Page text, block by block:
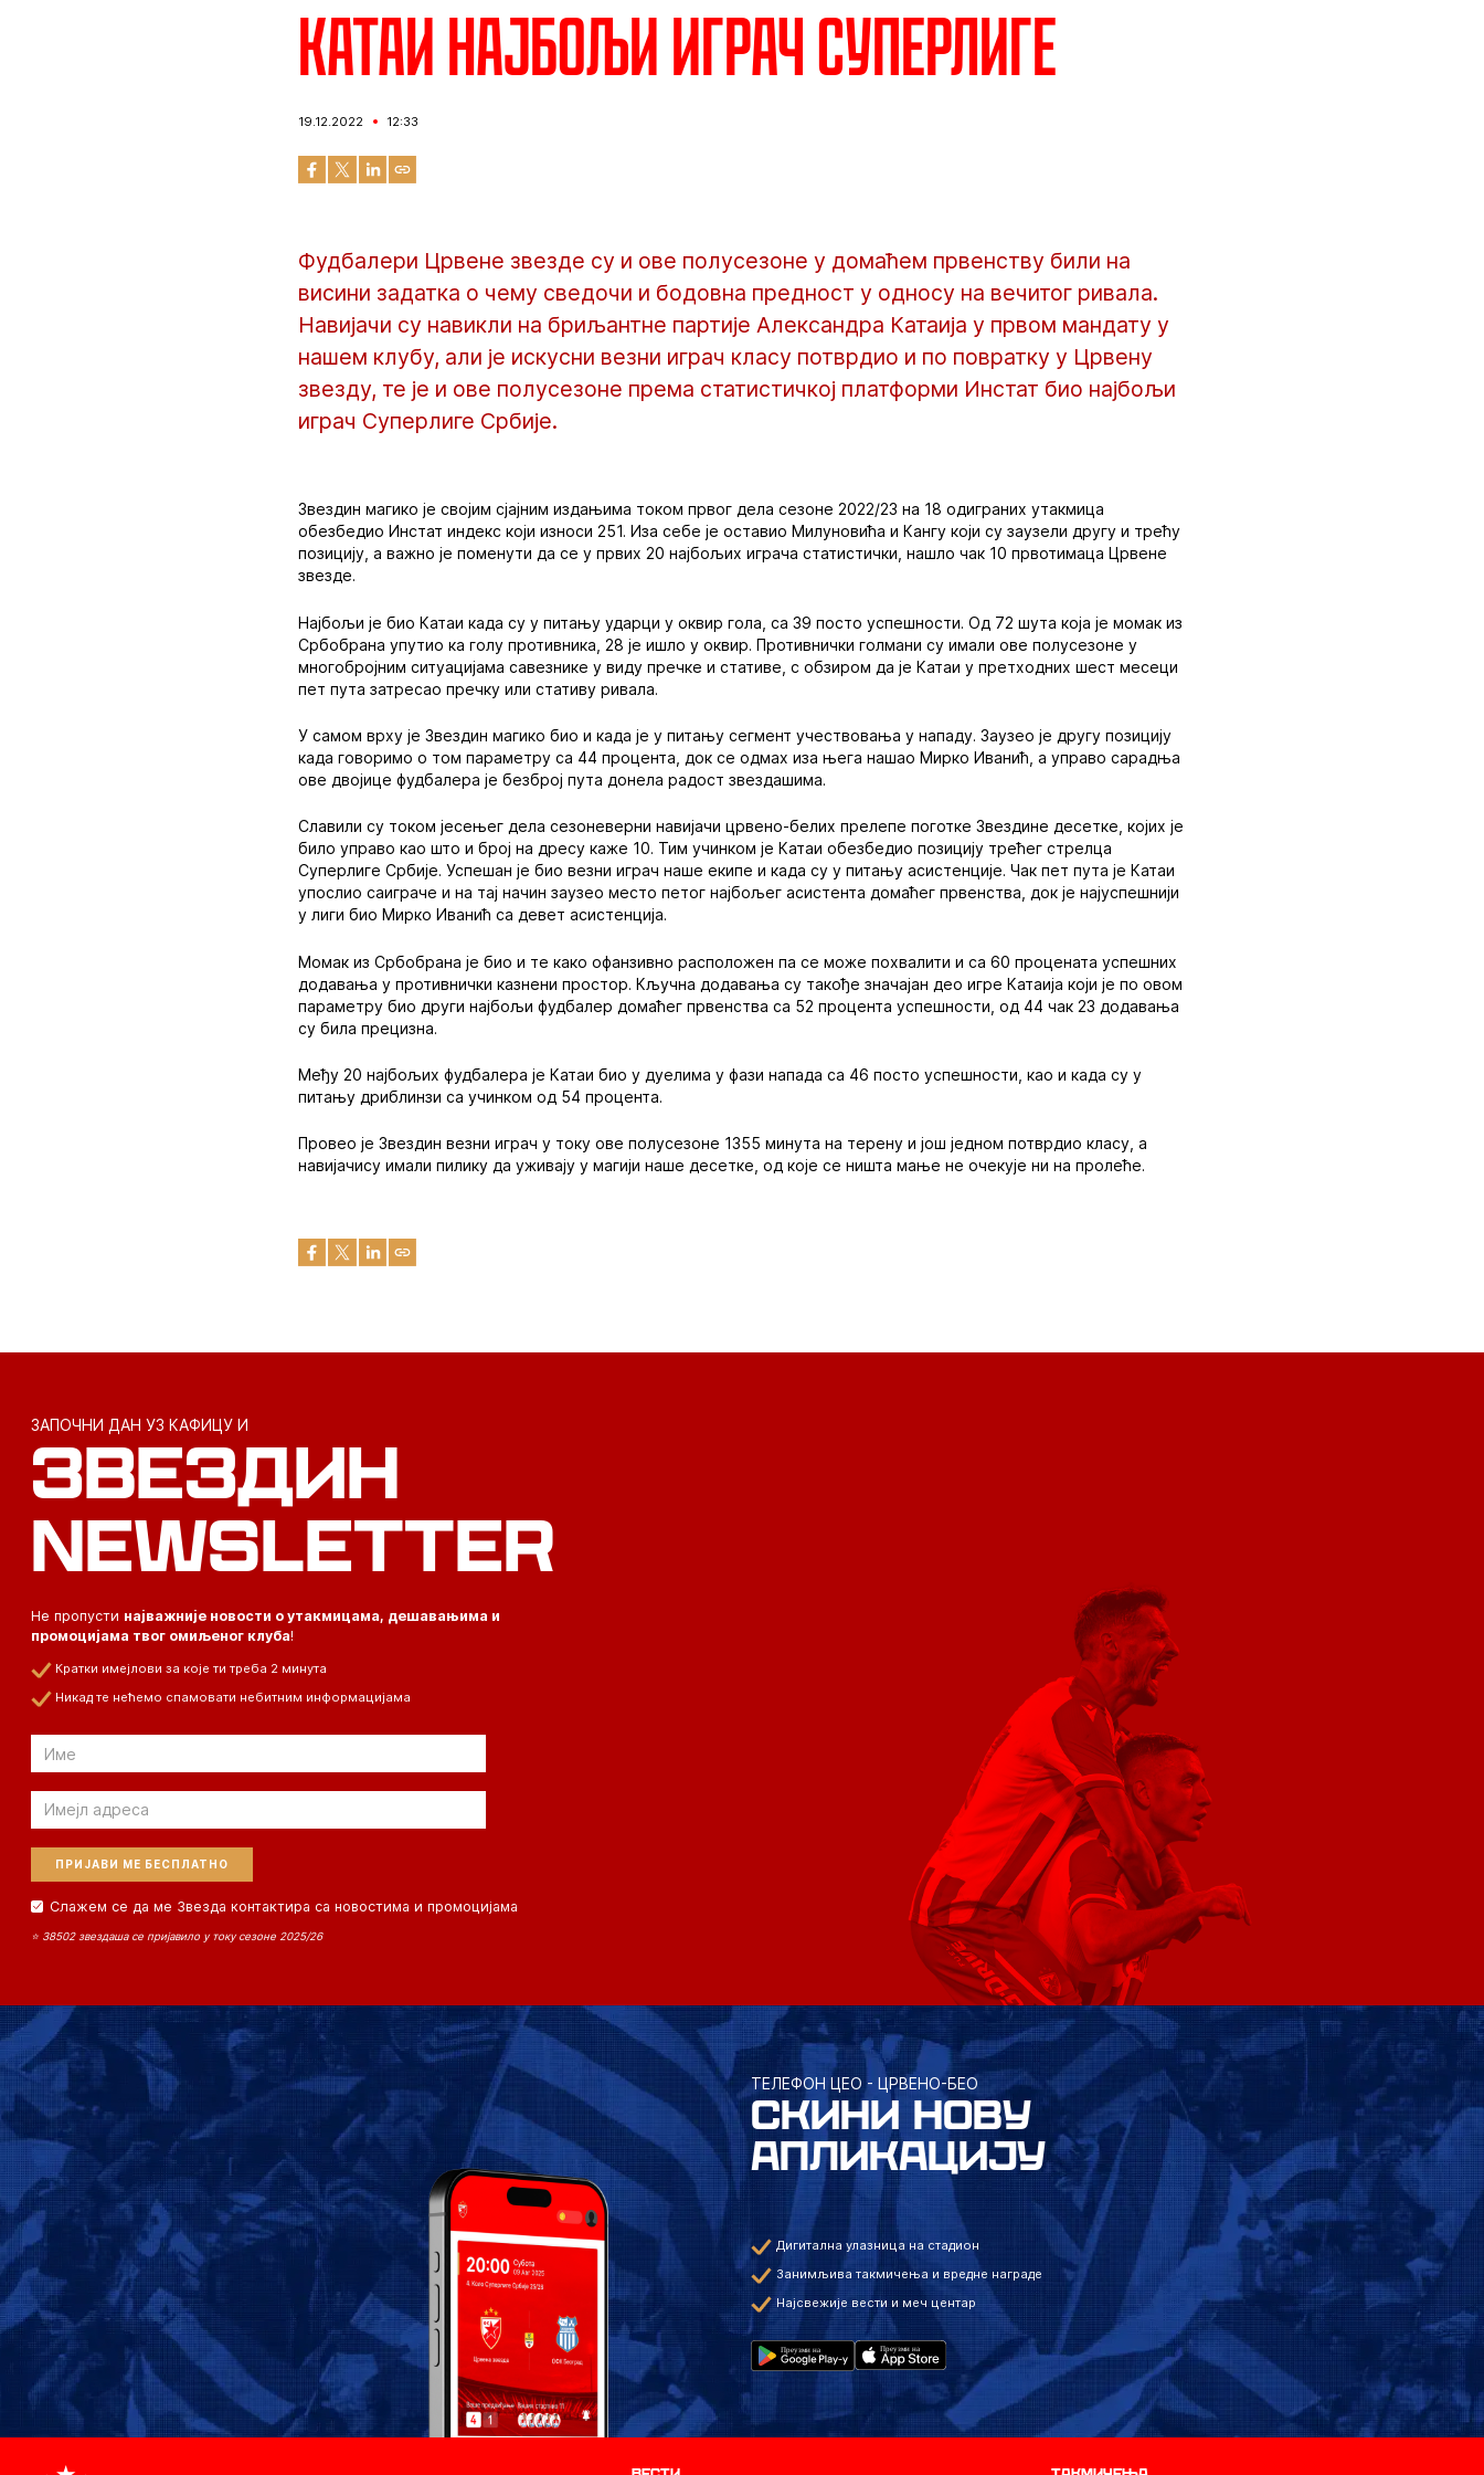
Катаи најбољи играч Суперлиге
19.12.2022 12:33
Фудбалери Црвене звезде су и ове полусезоне у домаћем првенству били на
висини задатка о чему сведочи и бодовна предност у односу на вечитог ривала.
Навијачи су навикли на бриљантне партије Александра Катаија у првом мандату у
нашем клубу, али је искусни везни играч класу потврдио и по повратку у Црвену
звезду, те је и ове полусезоне према статистичкој платформи Инстат био најбољи
играч Суперлиге Србије.
Звездин магико је својим сјајним издањима током првог дела сезоне 2022/23 на 18 одиграних утакмица
обезбедио Инстат индекс који износи 251. Иза себе је оставио Милуновића и Кангу који су заузели другу и трећу
позицију, а важно је поменути да се у првих 20 најбољих играча статистички, нашло чак 10 првотимаца Црвене
звезде.
Најбољи је био Катаи када су у питању ударци у оквир гола, са 39 посто успешности. Од 72 шута која је момак из
Србобрана упутио ка голу противника, 28 је ишло у оквир. Противнички голмани су имали ове полусезоне у
многобројним ситуацијама савезнике у виду пречке и стативе, с обзиром да је Катаи у претходних шест месеци
пет пута затресао пречку или стативу ривала.
У самом врху је Звездин магико био и када је у питању сегмент учествовања у нападу. Заузео је другу позицију
када говоримо о том параметру са 44 процента, док се одмах иза њега нашао Мирко Иванић, а управо сарадња
ове двојице фудбалера је безброј пута донела радост звездашима.
Славили су током јесењег дела сезоневерни навијачи црвено-белих прелепе поготке Звездине десетке, којих је
било управо као што и број на дресу каже 10. Тим учинком је Катаи обезбедио позицију трећег стрелца
Суперлиге Србије. Успешан је био везни играч наше екипе и када су у питању асистенције. Чак пет пута је Катаи
упослио саиграче и на тај начин заузео место петог најбољег асистента домаћег првенства, док је најуспешнији
у лиги био Мирко Иванић са девет асистенција.
Момак из Србобрана је био и те како офанзивно расположен па се може похвалити и са 60 процената успешних
додавања у противнички казнени простор. Кључна додавања су такође значајан део игре Катаија који је по овом
параметру био други најбољи фудбалер домаћег првенства са 52 процента успешности, од 44 чак 23 додавања
су била прецизна.
Међу 20 најбољих фудбалера је Катаи био у дуелима у фази напада са 46 посто успешности, као и када су у
питању дриблинзи са учинком од 54 процента.
Провео је Звездин везни играч у току ове полусезоне 1355 минута на терену и још једном потврдио класу, а
навијачису имали пилику да уживају у магији наше десетке, од које се ништа мање не очекује ни на пролеће.
ЗАПОЧНИ ДАН УЗ КАФИЦУ И
ЗВЕЗДИН
NEWSLETTER
Не пропусти најважније новости о утакмицама, дешавањима и
промоцијама твог омиљеног клуба!
Кратки имејлови за које ти треба 2 минута
Никад те нећемо спамовати небитним информацијама
Email
Email
Слажем се да ме Звезда контактира са новостима и промоцијама
⭐ 38502 звездаша се пријавило у току сезоне 2025/26
ТЕЛЕФОН ЦЕО - ЦРВЕНО-БЕО
СКИНИ НОВУ
АПЛИКАЦИЈУ
Дигитална улазница на стадион
Занимљива такмичења и вредне награде
Најсвежије вести и меч центар